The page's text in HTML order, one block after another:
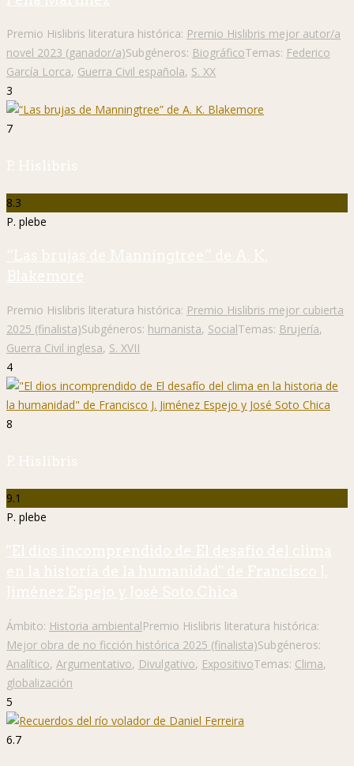
Premio Hislibris literatura histórica: Premio Hislibris mejor autor/a
novel 2023 (ganador/a)Subgéneros: BiográficoTemas: Federico
García Lorca, Guerra Civil española, S. XX
3
7
P. Hislibris
8.3
P. plebe
“Las brujas de Manningtree” de A. K.
Blakemore
Premio Hislibris literatura histórica: Premio Hislibris mejor cubierta
2025 (finalista)Subgéneros: humanista, SocialTemas: Brujería,
Guerra Civil inglesa, S. XVII
4
8
P. Hislibris
9.1
P. plebe
"El dios incomprendido de El desafío del clima
en la historia de la humanidad" de Francisco J.
Jiménez Espejo y José Soto Chica
Ámbito: Historia ambientalPremio Hislibris literatura histórica:
Mejor obra de no ficción histórica 2025 (finalista)Subgéneros:
Analítico, Argumentativo, Divulgativo, ExpositivoTemas: Clima,
globalización
5
6.7